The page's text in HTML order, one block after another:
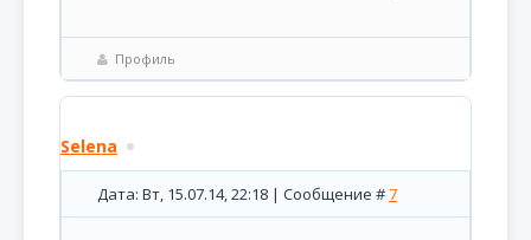
Профиль
Selena
Дата: Вт, 15.07.14, 22:18 | Сообщение #7